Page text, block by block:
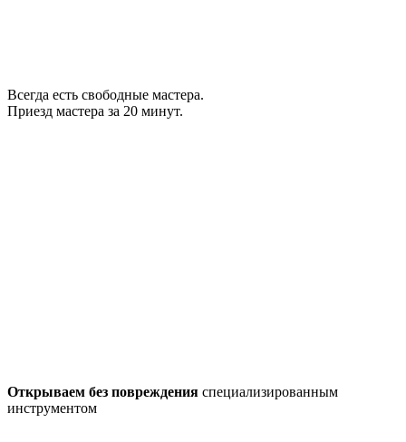
Всегда есть свободные мастера.
Приезд мастера за 20 минут.
Открываем без повреждения специализированным
инструментом